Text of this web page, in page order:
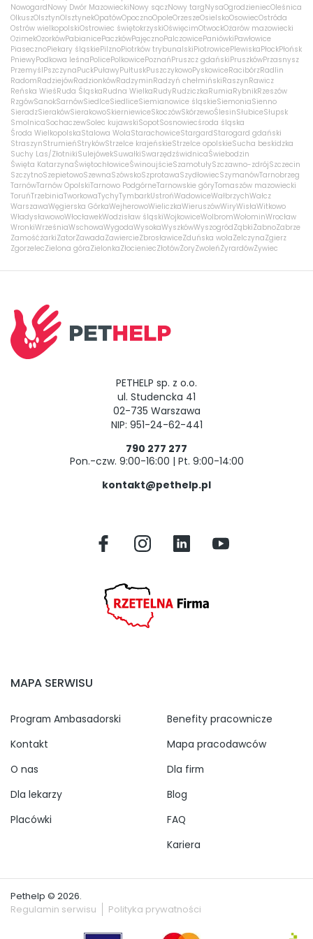
NowogardNowy Dwór MazowieckiNowy sączNowy targNysaOgrodzieniecOleśnica
OlkuszOlsztynOlsztynekOpatówOpocznoOpoleOrzeszeOsielskoOsowiecOstróda
Ostrów wielkopolskiOstrowiec świętokrzyskiOświęcimOtwockOżarów mazowiecki
OzimekOzorkówPabianicePaczkówPajęcznoPalczowicePaniówkiPawłowice
PiasecznoPiekary śląskiePilznoPiotrków trybunalskiPiotrowicePlewiskaPłockPłońsk
PniewyPodkowa leśnaPolicePolkowicePoznańPruszcz gdańskiPruszkówPrzasnysz
PrzemyślPszczynaPuckPuławyPułtuskPuszczykowoPyskowiceRacibórzRadlin
RadomRadziejówRadzionkówRadzyminRadzyń chełmińskiRaszynRawicz
Reńska WieśRuda ŚląskaRudna WielkaRudyRudziczkaRumiaRybnikRzeszów
RzgówSanokSarnówSiedlceSiedliceSiemianowice śląskieSiemoniaSienno
SieradzSierakówSierakowoSkierniewiceSkoczówSkórzewoŚlesinSłubiceSłupsk
SmolnicaSochaczewSolec kujawskiSopotSosnowiecśroda śląska
Środa WielkopolskaStalowa WolaStarachowiceStargardStarogard gdański
StraszynStrumieńStrykówStrzelce krajeńskieStrzelce opolskieSucha beskidzka
Suchy Las/ZłotnikiSulejówekSuwałkiSwarzędzświdnicaŚwiebodzin
Święta KatarzynaŚwiętochłowiceŚwinoujścieSzamotułySzczawno-zdrójSzczecin
SzczytnoSzepietowoSzewnaSzówskoSzprotawaSzydłowiecSzymanówTarnobrzeg
TarnówTarnów OpolskiTarnowo PodgórneTarnowskie góryTomaszów mazowiecki
ToruńTrzebiniaTworkowaTychyTymbarkUstrońWadowiceWałbrzychWałcz
WarszawaWęgierska GórkaWejherowoWieliczkaWieruszówWiryWisłaWitkowo
WładysławowoWłocławekWodzisław śląskiWojkowiceWolbromWołominWrocław
WronkiWrześniaWschowaWygodaWysokaWyszkówWyszogródZąbkiŻabnoZabrze
ZamośćżarkiZatorZawadaZawiercieZbrosławiceZduńska wolaZelczynaZgierz
ZgorzelecZielona góraZielonkaZłocieniecZłotówŻoryZwoleńŻyrardówŻywiec
PETHELP sp. z o.o.
ul. Studencka 41
02-735 Warszawa
NIP: 951-24-62-441
790 277 277
Pon.-czw. 9:00-16:00 | Pt. 9:00-14:00
kontakt@pethelp.pl
MAPA SERWISU
Program Ambasadorski
Kontakt
O nas
Dla lekarzy
Placówki
Benefity pracownicze
Mapa pracodawców
Dla firm
Blog
FAQ
Kariera
Pethelp © 2026.
Regulamin serwisu
Polityka prywatności